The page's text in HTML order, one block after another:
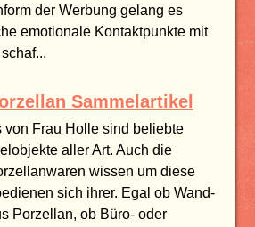
der Werbung gelang es
emotionale Kontaktpunkte mit
Sammelartikel
von Frau Holle sind beliebte
aller Art. Auch die
wissen um diese
sich ihrer. Egal ob Wand-
Porzellan, ob Büro- oder